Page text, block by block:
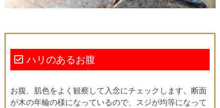
ハリのあるお腹
お腹、肌色をよく観察して入念にチェックします。断面
が木の年輪の様になっているので、スジが均等になって